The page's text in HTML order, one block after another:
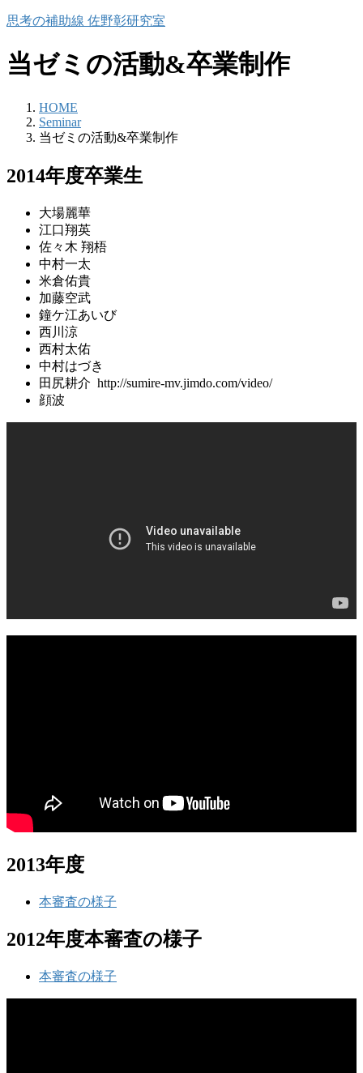
コ
テ
ン
プ
ナ
ゲ
ー
動
思考の補助線 佐野彰研究室
当ゼミの活動&卒業制作
HOME
Seminar
当ゼミの活動&卒業制作
2014年度卒業生
大場麗華
江口翔英
佐々木 翔梧
中村一太
米倉佑貴
加藤空武
鐘ケ江あいび
西川涼
西村太佑
中村はづき
田尻耕介 http://sumire-mv.jimdo.com/video/
顔波
2013年度
本審査の様子
2012年度本審査の様子
本審査の様子